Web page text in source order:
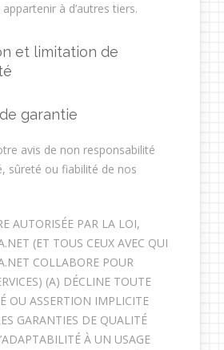
à d’autres tiers.
et limitation de
garantie
avis de non responsabilité
sûreté ou fiabilité de nos
AUTORISÉE PAR LA LOI,
(ET TOUS CEUX AVEC QUI
COLLABORE POUR
(A) DÉCLINE TOUTE
OU ASSERTION IMPLICITE
GARANTIES DE QUALITÉ
À UN USAGE